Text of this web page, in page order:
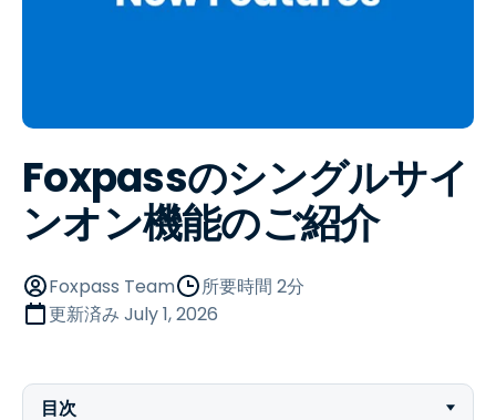
Foxpassのシングルサイ
ンオン機能のご紹介
Foxpass Team
所要時間 2分
更新済み July 1, 2026
目次